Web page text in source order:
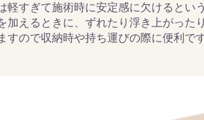
軽すぎて施術時に安定感に欠けるとい
加えるときに、ずれたり浮き上がった
ので収納時や持ち運びの際に便利です